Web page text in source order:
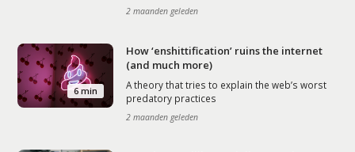
2 maanden geleden
6 min
How ‘enshittification’ ruins the internet
(and much more)
A theory that tries to explain the web’s worst
predatory practices
2 maanden geleden